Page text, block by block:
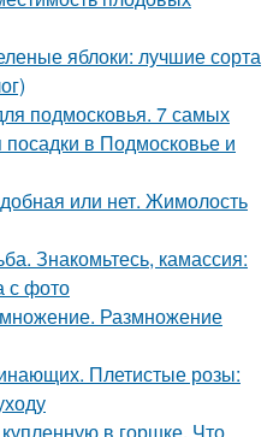
яблоки: лучшие сорта
подмосковья. 7 самых
посадки в Подмосковье и
или нет. Жимолость
Знакомьтесь, камассия:
с фото
Размножение
Плетистые розы:
в горшке. Что